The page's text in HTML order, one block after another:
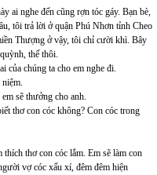
ai nghe đến cũng rợn tóc gáy. Bạn bè,
tôi trả lời ở quận Phú Nhơn tỉnh Cheo
Thượng ở vậy, tôi chỉ cười khì. Bây
thế thôi.
của chúng ta cho em nghe đi.
sẽ thưởng cho anh.
thơ con cóc không? Con cóc trong
thơ con cóc lắm. Em sẽ làm con
vợ cóc xấu xí, đêm đêm hiện